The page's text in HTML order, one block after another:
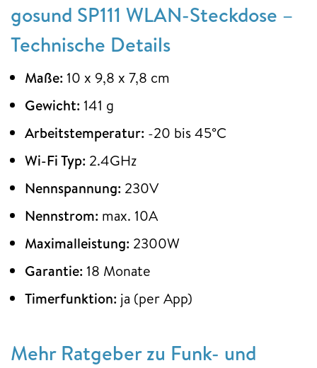
gosund SP111 WLAN-Steckdose –
Technische Details
Maße: 10 x 9,8 x 7,8 cm
Gewicht: 141 g
Arbeitstemperatur: -20 bis 45°C
Wi-Fi Typ: 2.4GHz
Nennspannung: 230V
Nennstrom: max. 10A
Maximalleistung: 2300W
Garantie: 18 Monate
Timerfunktion: ja (per App)
Mehr Ratgeber zu Funk- und